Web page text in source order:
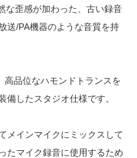
な歪感が加わった、古い録音
送/PA機器のような音質を持
高品位なハモンドトランスを
備したスタジオ仕様です。
メインマイクにミックスして
たマイク録音に使用するため